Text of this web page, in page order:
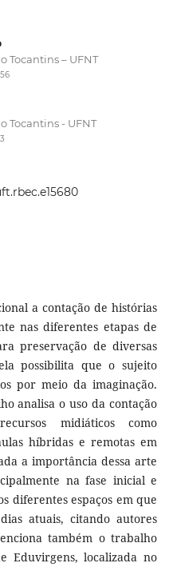
Tocantins – UFNT
Tocantins - UFNT
a contação de histórias
nas diferentes etapas de
preservação de diversas
possibilita que o sujeito
por meio da imaginação.
analisa o uso da contação
midiáticos como
híbridas e remotas em
a importância dessa arte
na fase inicial e
diferentes espaços em que
atuais, citando autores
também o trabalho
Eduvirgens, localizada no